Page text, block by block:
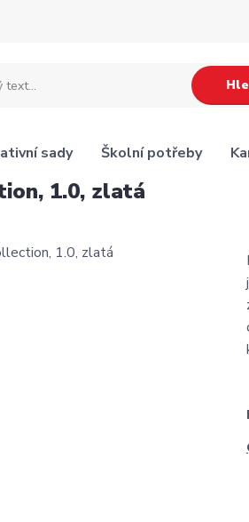
sady Školní potřeby
1.0, zlatá